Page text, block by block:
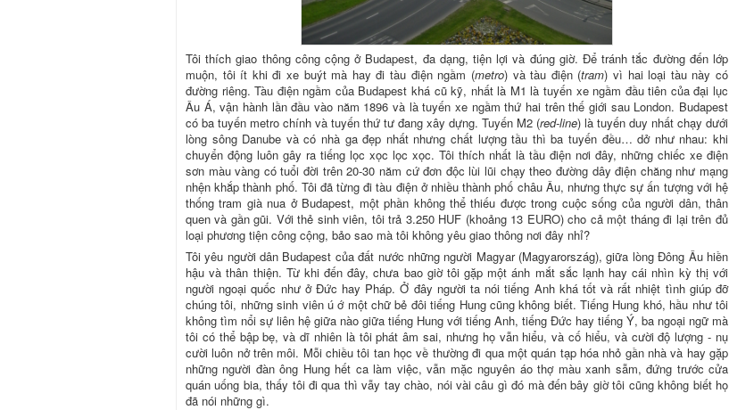
Tôi thích giao thông công cộng ở Budapest, đa dạng, tiện lợi và đúng giờ. Để tránh tắc đường đến lớp
muộn, tôi ít khi đi xe buýt mà hay đi tàu điện ngầm (metro) và tàu điện (tram) vì hai loại tàu này có
đường riêng. Tàu điện ngầm của Budapest khá cũ kỹ, nhất là M1 là tuyến xe ngầm đầu tiên của đại lục
Âu Á, vận hành lần đầu vào năm 1896 và là tuyến xe ngầm thứ hai trên thế giới sau London. Budapest
có ba tuyến metro chính và tuyến thứ tư đang xây dựng. Tuyến M2 (red-line) là tuyến duy nhất chạy dưới
lòng sông Danube và có nhà ga đẹp nhất nhưng chất lượng tầu thì ba tuyến đều… dở như nhau: khi
chuyển động luôn gây ra tiếng lọc xọc lọc xọc. Tôi thích nhất là tầu điện nơi đây, những chiếc xe điện
sơn màu vàng có tuổi đời trên 20-30 năm cứ đơn độc lùi lũi chạy theo đường dây điện chăng như mạng
nhện khắp thành phố. Tôi đã từng đi tàu điện ở nhiều thành phố châu Âu, nhưng thực sự ấn tượng với hệ
thống tram già nua ở Budapest, một phần không thể thiếu được trong cuộc sống của người dân, thân
quen và gần gũi. Với thẻ sinh viên, tôi trả 3.250 HUF (khoảng 13 EURO) cho cả một tháng đi lại trên đủ
loại phương tiện công cộng, bảo sao mà tôi không yêu giao thông nơi đây nhỉ?
Tôi yêu người dân Budapest của đất nước những người Magyar (Magyarország), giữa lòng Đông Âu hiền
hậu và thân thiện. Từ khi đến đây, chưa bao giờ tôi gặp một ánh mắt sắc lạnh hay cái nhìn kỳ thị với
người ngoại quốc như ở Đức hay Pháp. Ở đây người ta nói tiếng Anh khá tốt và rất nhiệt tình giúp đỡ
chúng tôi, những sinh viên ú ớ một chữ bẻ đôi tiếng Hung cũng không biết. Tiếng Hung khó, hầu như tôi
không tìm nổi sự liên hệ giữa nào giữa tiếng Hung với tiếng Anh, tiếng Đức hay tiếng Ý, ba ngoại ngữ mà
tôi có thể bập bẹ, và dĩ nhiên là tôi phát âm sai, nhưng họ vẫn hiểu, và cố hiểu, và cười độ lượng - nụ
cười luôn nở trên môi. Mỗi chiều tôi tan học về thường đi qua một quán tạp hóa nhỏ gần nhà và hay gặp
những người đàn ông Hung hết ca làm việc, vẫn mặc nguyên áo thợ màu xanh sẫm, đứng trước cửa
quán uống bia, thấy tôi đi qua thì vẫy tay chào, nói vài câu gì đó mà đến bây giờ tôi cũng không biết họ
đã nói những gì.